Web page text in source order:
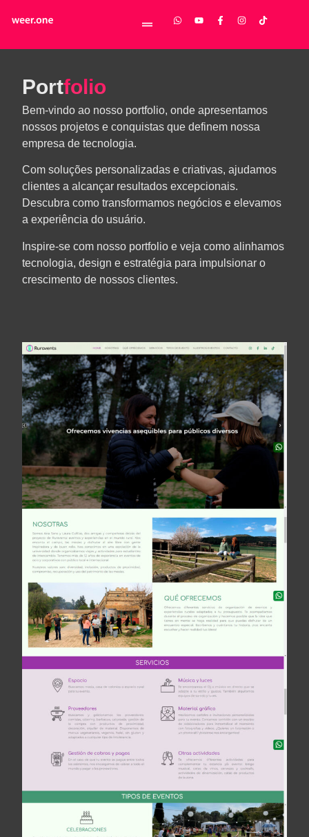
Portfolio
Bem-vindo ao nosso portfolio, onde apresentamos
nossos projetos e conquistas que definem nossa
empresa de tecnologia.
Com soluções personalizadas e criativas, ajudamos
clientes a alcançar resultados excepcionais.
Descubra como transformamos negócios e elevamos
a experiência do usuário.
Inspire-se com nosso portfolio e veja como alinhamos
tecnologia, design e estratégia para impulsionar o
crescimento de nossos clientes.